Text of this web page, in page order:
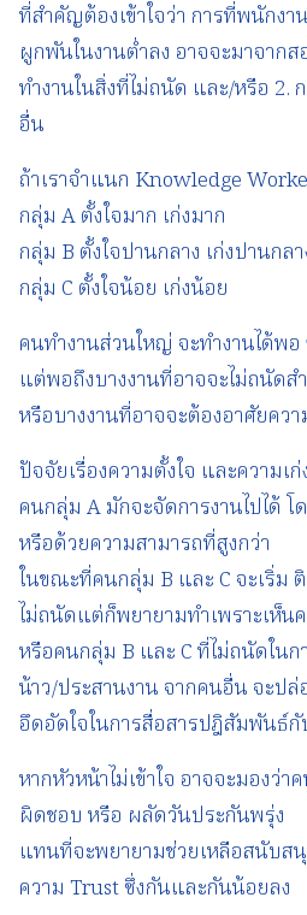
ที่สำคัญต้องเข้าใจว่า การที่พนักงา
ผูกพันในงานต่ำลง อาจจะมาจากส
ทำงานในสิ่งที่ไม่ถนัด และ/หรือ 2.
อื่น
ถ้าเราจำแนก Knowledge
กลุ่ม A ตั้งใจมาก เก่งมาก
กลุ่ม B ตั้งใจปานกลาง เก่งปานกลา
กลุ่ม C ตั้งใจน้อย เก่งน้อย
คนทำงานส่วนใหญ่ จะทำงานได้พอ
แต่พอถึงบางงานที่อาจจะไม่ถนัด
หรือบางงานที่อาจจะต้องอาศัยคว
ปัจจัยเรื่องความตั้งใจ และความเ
คนกลุ่ม A มักจะจัดการงานไปได้
หรือด้วยความสามารถที่สูงกว่า
ในขณะที่คนกลุ่ม B และ C จะเริ่ม
ไม่ถนัดแต่ก็พยายามทำเพราะเห็น
หรือคนกลุ่ม B และ C ที่ไม่ถนัดใน
น้าว/ประสานงาน จากคนอื่น จะปล่
อึดอัดใจในการสื่อสารปฎิสัมพันธ์
หากหัวหน้าไม่เข้าใจ อาจจะมองว่
ผิดชอบ หรือ ผลัดวันประกันพรุ่ง
แทนที่จะพยายามช่วยเหลือสนับส
ความ Trust ซึ่งกันและกันน้อยลง